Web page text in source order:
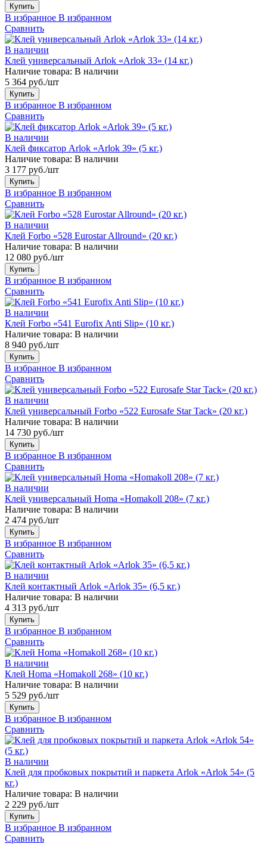
Купить
В избранное В избранном
Сравнить
В наличии
Клей универсальный Arlok «Arlok 33» (14 кг.)
Наличие товара: В наличии
5 364 руб./шт
Купить
В избранное В избранном
Сравнить
В наличии
Клей фиксатор Arlok «Arlok 39» (5 кг.)
Наличие товара: В наличии
3 177 руб./шт
Купить
В избранное В избранном
Сравнить
В наличии
Клей Forbo «528 Eurostar Allround» (20 кг.)
Наличие товара: В наличии
12 080 руб./шт
Купить
В избранное В избранном
Сравнить
В наличии
Клей Forbo «541 Eurofix Anti Slip» (10 кг.)
Наличие товара: В наличии
8 940 руб./шт
Купить
В избранное В избранном
Сравнить
В наличии
Клей универсальный Forbo «522 Eurosafe Star Tack» (20 кг.)
Наличие товара: В наличии
14 730 руб./шт
Купить
В избранное В избранном
Сравнить
В наличии
Клей универсальный Homa «Homakoll 208» (7 кг.)
Наличие товара: В наличии
2 474 руб./шт
Купить
В избранное В избранном
Сравнить
В наличии
Клей контактный Arlok «Arlok 35» (6,5 кг.)
Наличие товара: В наличии
4 313 руб./шт
Купить
В избранное В избранном
Сравнить
В наличии
Клей Homa «Homakoll 268» (10 кг.)
Наличие товара: В наличии
5 529 руб./шт
Купить
В избранное В избранном
Сравнить
В наличии
Клей для пробковых покрытий и паркета Arlok «Arlok 54» (5
кг.)
Наличие товара: В наличии
2 229 руб./шт
Купить
В избранное В избранном
Сравнить